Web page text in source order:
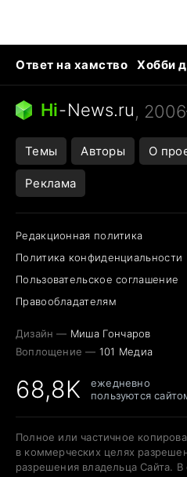
Ответ на хамство
Хобби
Бензин 100 и 95
Тунцы в
Следующая пандемия
Hi-News.ru,
Темы Авторы О
Реклама
Редакционная политика
Политика конфиденциальности
Пользовательское соглашение
Правообладателям
Дизайн — Миша Гончаров
Воплощение — 101 Медиа
68,8K
ежедневно
пользуются
Полное или частичное
в коммерческих целях
разрешения владельца Сайта.